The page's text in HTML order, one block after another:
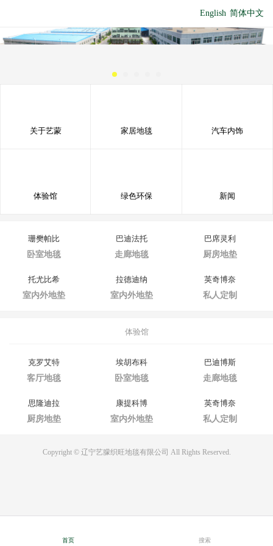
English 简体中文
关于艺蒙 家居地毯 汽车内饰
体验馆 绿色环保 新闻
珊樊帕比
卧室地毯
巴迪法托
走廊地毯
巴席灵利
厨房地垫
托尤比希
室内外地垫
拉德迪纳
室内外地垫
英奇博奈
私人定制
体验馆
克罗艾特
客厅地毯
埃胡布科
卧室地毯
巴迪博斯
走廊地毯
思隆迪拉
厨房地垫
康提科博
室内外地垫
英奇博奈
私人定制
Copyright © 辽宁艺朦织旺地毯有限公司 All Rights Reserved.
首页 搜索